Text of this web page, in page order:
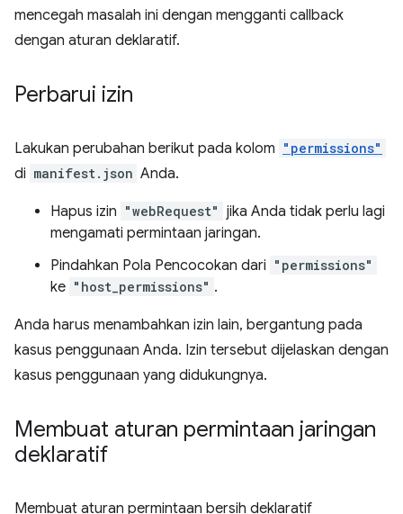
mencegah masalah ini dengan mengganti callback
dengan aturan deklaratif.
Perbarui izin
Lakukan perubahan berikut pada kolom "permissions"
di manifest.json Anda.
Hapus izin "webRequest" jika Anda tidak perlu lagi
mengamati permintaan jaringan.
Pindahkan Pola Pencocokan dari "permissions"
ke "host_permissions" .
Anda harus menambahkan izin lain, bergantung pada
kasus penggunaan Anda. Izin tersebut dijelaskan dengan
kasus penggunaan yang didukungnya.
Membuat aturan permintaan jaringan
deklaratif
Membuat aturan permintaan bersih deklaratif